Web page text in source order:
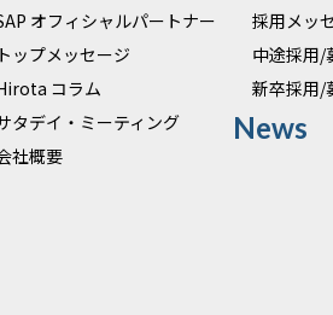
オフィシャルパートナー
トップメッセージ
コラム
タデイ・ミーティング
社概要
採用メッ
中途採用/
新卒採用/
News